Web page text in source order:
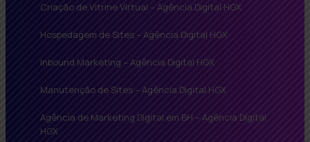
Criação de Vitrine Virtual – Agência Digital HGX
Hospedagem de Sites – Agência Digital HGX
Inbound Marketing – Agência Digital HGX
Manutenção de Sites – Agência Digital HGX
Agência de Marketing Digital em BH – Agência Digital
HGX